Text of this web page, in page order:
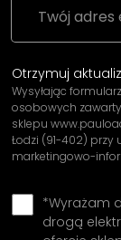
Otrzymuj
Wysyłając
osobowych
sklepu
Łodzi (91-402) przy
marketingowo-
*Wyrażam
drogą